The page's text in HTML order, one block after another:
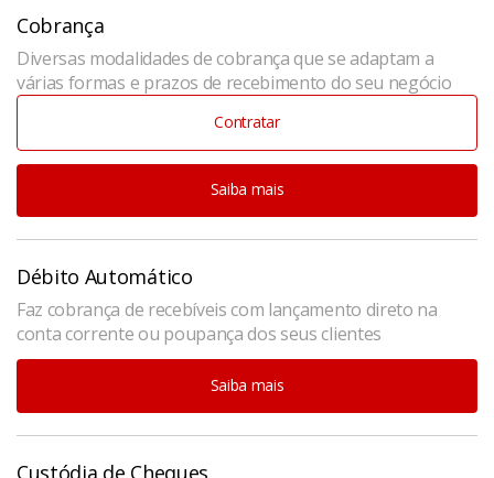
Cobrança
Diversas modalidades de cobrança que se adaptam a
várias formas e prazos de recebimento do seu negócio
Saiba mais
Contratar
Débito Automático
Faz cobrança de recebíveis com lançamento direto na
conta corrente ou poupança dos seus clientes
Saiba mais
Custódia de Cheques